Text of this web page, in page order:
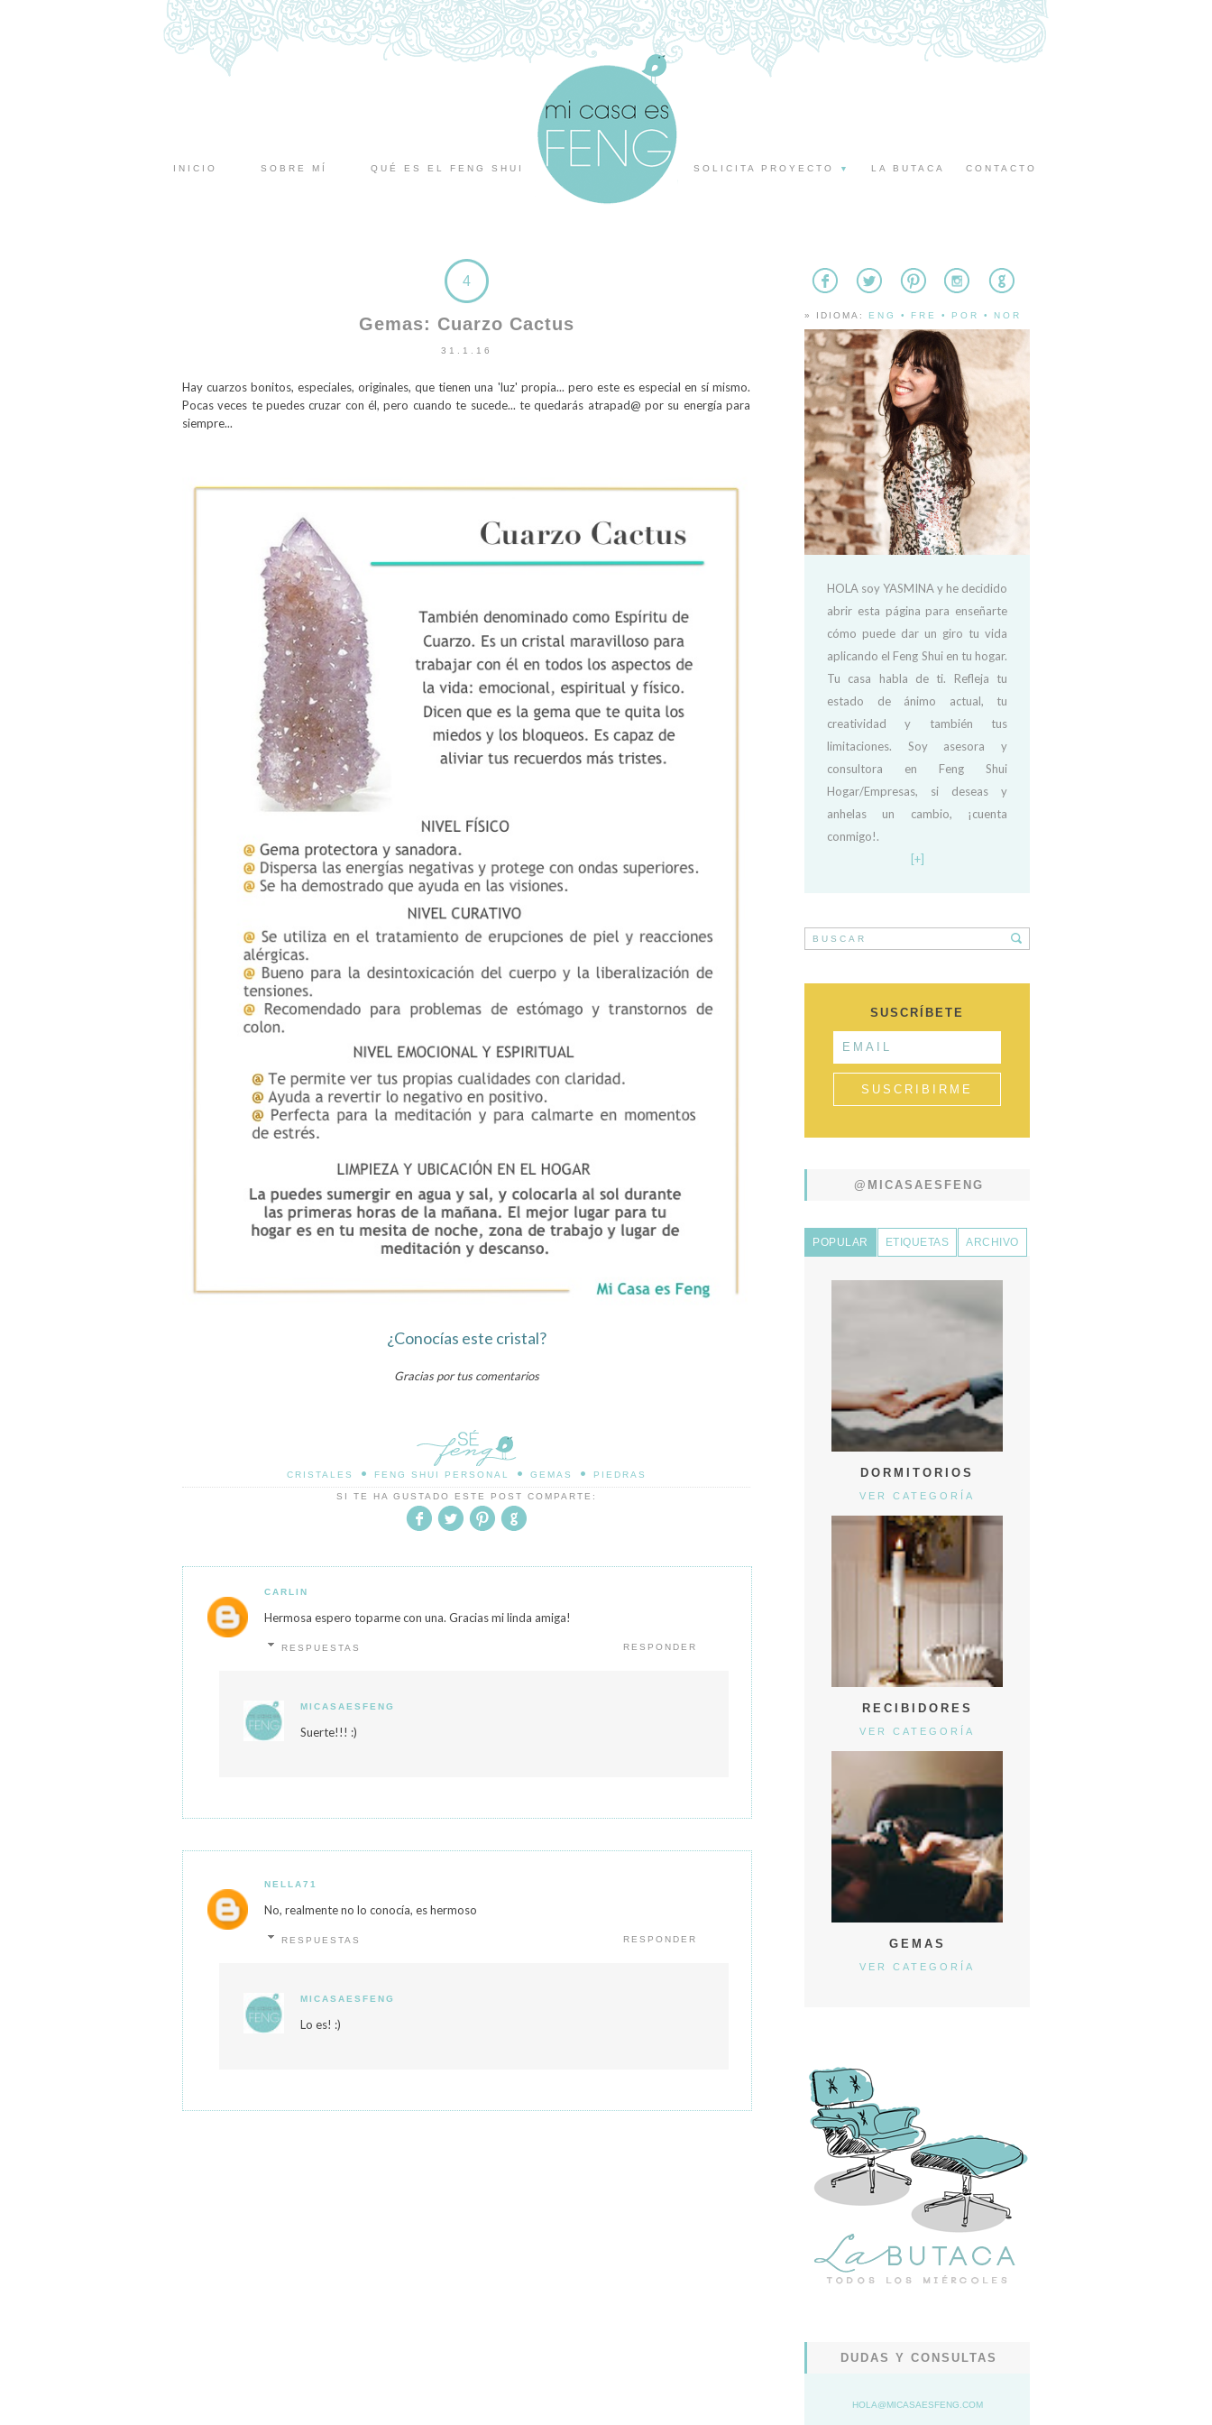
INICIO SOBRE MÍ QUÉ ES EL FENG SHUI SOLICITA PROYECTO ▼ LA BUTACA CONTACTO
4
Gemas: Cuarzo Cactus
31.1.16
Hay cuarzos bonitos, especiales, originales, que tienen una 'luz' propia... pero este es especial en sí mismo.
Pocas veces te puedes cruzar con él, pero cuando te sucede... te quedarás atrapad@ por su energía para
siempre...
¿Conocías este cristal?
Gracias por tus comentarios
CRISTALES • FENG SHUI PERSONAL • GEMAS • PIEDRAS
SI TE HA GUSTADO ESTE POST COMPARTE:
CARLIN
Hermosa espero toparme con una. Gracias mi linda amiga!
RESPONDER
RESPUESTAS
MICASAESFENG
Suerte!!! :)
NELLA71
No, realmente no lo conocía, es hermoso
RESPONDER
RESPUESTAS
MICASAESFENG
Lo es! :)
» IDIOMA: ENG • FRE • POR • NOR
HOLA soy YASMINA y he decidido
abrir esta página para enseñarte
cómo puede dar un giro tu vida
aplicando el Feng Shui en tu hogar.
Tu casa habla de ti. Refleja tu
estado de ánimo actual, tu
creatividad y también tus
limitaciones. Soy asesora y
consultora en Feng Shui
Hogar/Empresas, si deseas y
anhelas un cambio, ¡cuenta
conmigo!.
[+]
SUSCRÍBETE
@MICASAESFENG
POPULAR ETIQUETAS ARCHIVO
DORMITORIOS
VER CATEGORÍA
RECIBIDORES
VER CATEGORÍA
GEMAS
VER CATEGORÍA
DUDAS Y CONSULTAS
HOLA@MICASAESFENG.COM